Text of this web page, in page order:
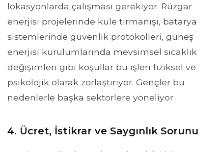
lokasyonlarda çalışması gerekiyor. Rüzgar
enerjisi projelerinde kule tırmanışı, batarya
sistemlerinde güvenlik protokolleri, güneş
enerjisi kurulumlarında mevsimsel sıcaklık
değişimleri gibi koşullar bu işleri fiziksel ve
psikolojik olarak zorlaştırıyor. Gençler bu
nedenlerle başka sektörlere yöneliyor.
4. Ücret, İstikrar ve Saygınlık Sorunu